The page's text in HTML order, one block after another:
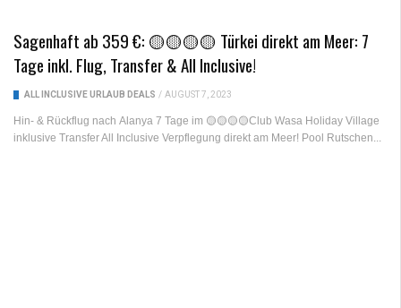
Sagenhaft ab 359 €: 🟡🟡🟡🟡 Türkei direkt am Meer: 7
Tage inkl. Flug, Transfer & All Inclusive!
ALL INCLUSIVE URLAUB DEALS / AUGUST 7, 2023
Hin- & Rückflug nach Alanya 7 Tage im 🟡🟡🟡🟡Club Wasa Holiday Village
inklusive Transfer All Inclusive Verpflegung direkt am Meer! Pool Rutschen...